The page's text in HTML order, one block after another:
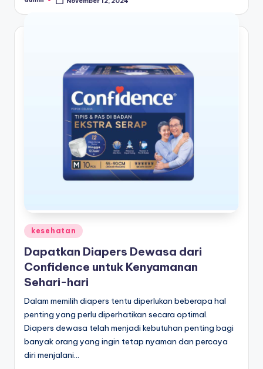
Posted
Posted
kesehatan
Dapatkan Diapers Dewasa dari
Confidence untuk Kenyamanan
Sehari-hari
Dalam memilih diapers tentu diperlukan beberapa hal
penting yang perlu diperhatikan secara optimal.
Diapers dewasa telah menjadi kebutuhan penting bagi
banyak orang yang ingin tetap nyaman dan percaya
diri menjalani…